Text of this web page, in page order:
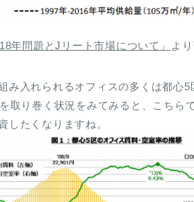
年問題とJリート市場について」 よ
み入れられるオフィスの多くは都心5
取り巻く状況をみてみると、こちらで
したくなりますね。